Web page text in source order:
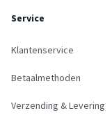
Service
Klantenservice
Betaalmethoden
Verzending & Levering